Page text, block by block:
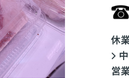
休
営